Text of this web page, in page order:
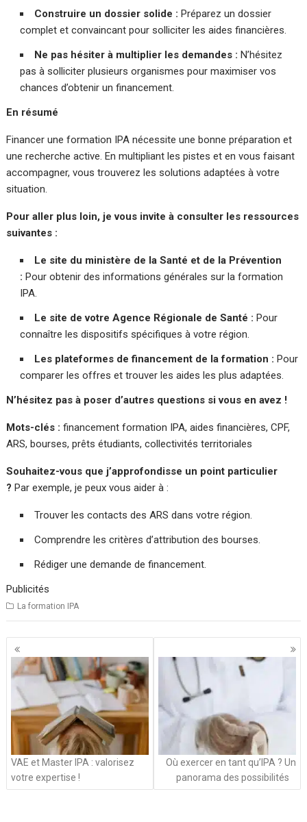
Construire un dossier solide : Préparez un dossier
complet et convaincant pour solliciter les aides financières.
Ne pas hésiter à multiplier les demandes : N’hésitez
pas à solliciter plusieurs organismes pour maximiser vos
chances d’obtenir un financement.
En résumé
Financer une formation IPA nécessite une bonne préparation et
une recherche active. En multipliant les pistes et en vous faisant
accompagner, vous trouverez les solutions adaptées à votre
situation.
Pour aller plus loin, je vous invite à consulter les ressources
suivantes :
Le site du ministère de la Santé et de la Prévention
: Pour obtenir des informations générales sur la formation
IPA.
Le site de votre Agence Régionale de Santé : Pour
connaître les dispositifs spécifiques à votre région.
Les plateformes de financement de la formation : Pour
comparer les offres et trouver les aides les plus adaptées.
N’hésitez pas à poser d’autres questions si vous en avez !
Mots-clés : financement formation IPA, aides financières, CPF,
ARS, bourses, prêts étudiants, collectivités territoriales
Souhaitez-vous que j’approfondisse un point particulier
? Par exemple, je peux vous aider à :
Trouver les contacts des ARS dans votre région.
Comprendre les critères d’attribution des bourses.
Rédiger une demande de financement.
Publicités
La formation IPA
Navigation
des
articles
VAE et Master IPA : valorisez
votre expertise !
Où exercer en tant qu’IPA ? Un
panorama des possibilités